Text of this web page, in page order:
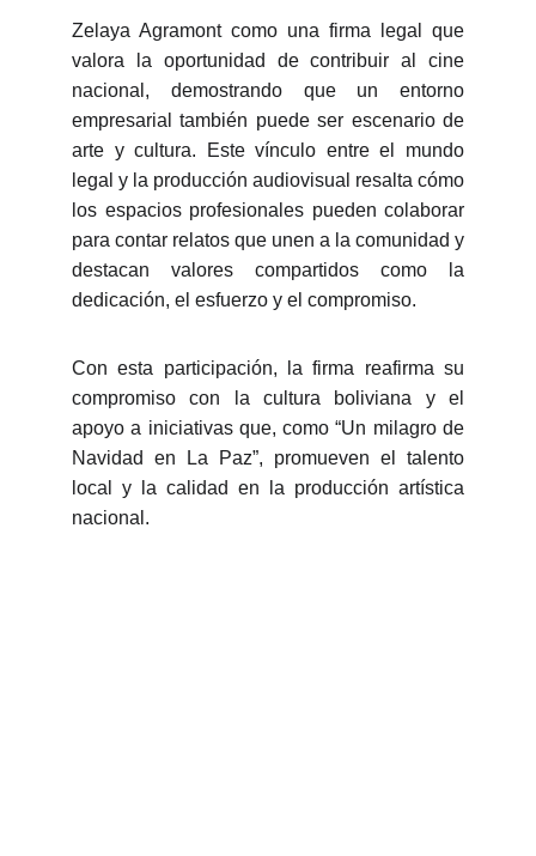
Zelaya Agramont como una firma legal que
valora la oportunidad de contribuir al cine
nacional, demostrando que un entorno
empresarial también puede ser escenario de
arte y cultura. Este vínculo entre el mundo
legal y la producción audiovisual resalta cómo
los espacios profesionales pueden colaborar
para contar relatos que unen a la comunidad y
destacan valores compartidos como la
dedicación, el esfuerzo y el compromiso.
Con esta participación, la firma reafirma su
compromiso con la cultura boliviana y el
apoyo a iniciativas que, como “Un milagro de
Navidad en La Paz”, promueven el talento
local y la calidad en la producción artística
nacional.